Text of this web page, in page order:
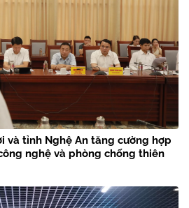
và tỉnh Nghệ An tăng cường hợp
nghệ và phòng chống thiên